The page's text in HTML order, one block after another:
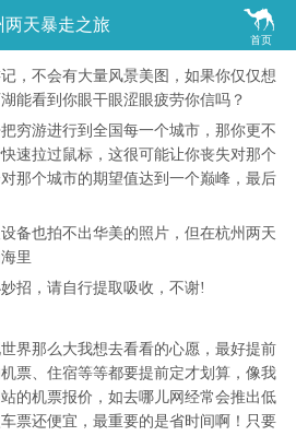

首页
两天暴走之旅
，不会有大量风景美图，如果你仅仅想
能看到你眼干眼涩眼疲劳你信吗？
穷游进行到全国每一个城市，那你更不
速拉过鼠标，这很可能让你丧失对那个
那个城市的期望值达到一个巅峰，最后
备也拍不出华美的照片，但在杭州两天
里
招，请自行提取吸收，不谢!
界那么大我想去看看的心愿，最好提前
票、住宿等等都要提前定才划算，像我
的机票报价，如去哪儿网经常会推出低
票还便宜，最重要的是省时间啊！只要